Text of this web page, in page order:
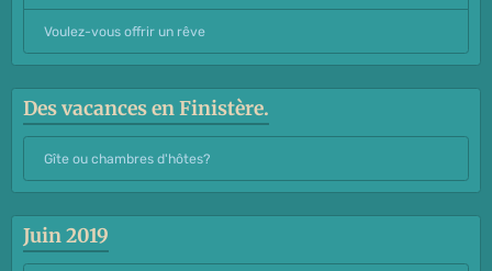
Voulez-vous offrir un rêve
Des vacances en Finistère.
Gîte ou chambres d'hôtes?
Juin 2019